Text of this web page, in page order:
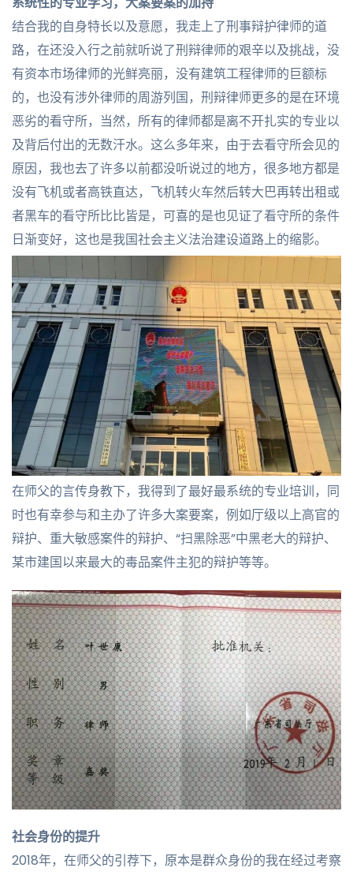
结合我的自身特长以及意愿，我走上了刑事辩护律师的道
路，在还没入行之前就听说了刑辩律师的艰辛以及挑战，没
有资本市场律师的光鲜亮丽，没有建筑工程律师的巨额标
的，也没有涉外律师的周游列国，刑辩律师更多的是在环境
恶劣的看守所，当然，所有的律师都是离不开扎实的专业以
及背后付出的无数汗水。这么多年来，由于去看守所会见的
原因，我也去了许多以前都没听说过的地方，很多地方都是
没有飞机或者高铁直达，飞机转火车然后转大巴再转出租或
者黑车的看守所比比皆是，可喜的是也见证了看守所的条件
日渐变好，这也是我国社会主义法治建设道路上的缩影。
在师父的言传身教下，我得到了最好最系统的专业培训，同
时也有幸参与和主办了许多大案要案，例如厅级以上高官的
辩护、重大敏感案件的辩护、“扫黑除恶”中黑老大的辩护、
某市建国以来最大的毒品案件主犯的辩护等等。
社会身份的提升
2018年，在师父的引荐下，原本是群众身份的我在经过考察